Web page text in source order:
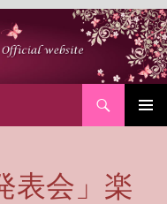
表会」楽